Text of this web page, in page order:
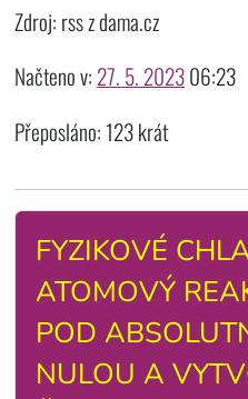
Zdroj: rss z dama.cz
Načteno v: 27. 5. 202306:23
Přeposláno: 123 krát
FYZIKOVÉ
ATOMOVÝ
POD
NULOU A